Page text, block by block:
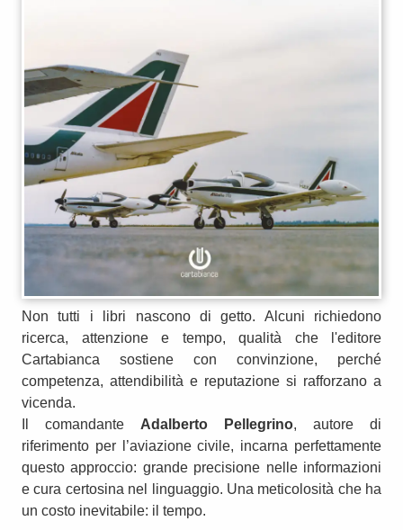
Non tutti i libri nascono di getto. Alcuni richiedono
ricerca, attenzione e tempo, qualità che l'editore
Cartabianca sostiene con convinzione, perché
competenza, attendibilità e reputazione si rafforzano a
vicenda.
Il comandante Adalberto Pellegrino, autore di
riferimento per l’aviazione civile, incarna perfettamente
questo approccio: grande precisione nelle informazioni
e cura certosina nel linguaggio. Una meticolosità che ha
un costo inevitabile: il tempo.